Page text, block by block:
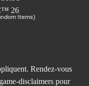
Items)
Rendez-vous
disclaimers pour